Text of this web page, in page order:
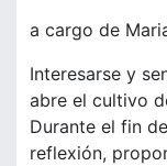
a cargo de
Interesarse y
abre el cultivo
Durante el fin
reflexión,